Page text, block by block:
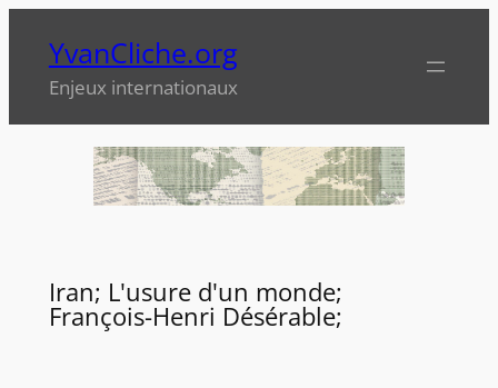
contenu
YvanCliche.org
Enjeux internationaux
Iran; L'usure d'un monde;
François-Henri Désérable;